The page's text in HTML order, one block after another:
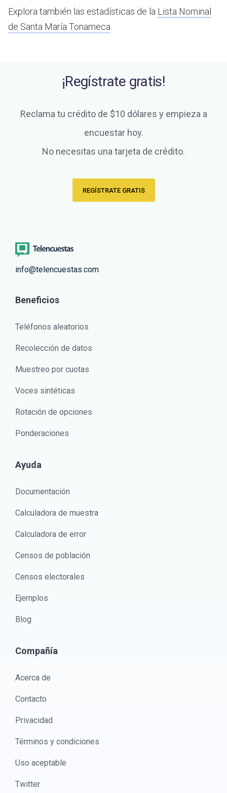
Explora también las estadísticas de la Lista Nominal
de Santa María Tonameca.
¡Regístrate gratis!
Reclama tu crédito de $10 dólares y empieza a
encuestar hoy.
No necesitas una tarjeta de crédito.
REGÍSTRATE GRATIS
info@telencuestas.com
Beneficios
Teléfonos aleatorios
Recolección de datos
Muestreo por cuotas
Voces sintéticas
Rotación de opciones
Ponderaciones
Ayuda
Documentación
Calculadora de muestra
Calculadora de error
Censos de población
Censos electorales
Ejemplos
Blog
Compañía
Acerca de
Contacto
Privacidad
Términos y condiciones
Uso aceptable
Twitter